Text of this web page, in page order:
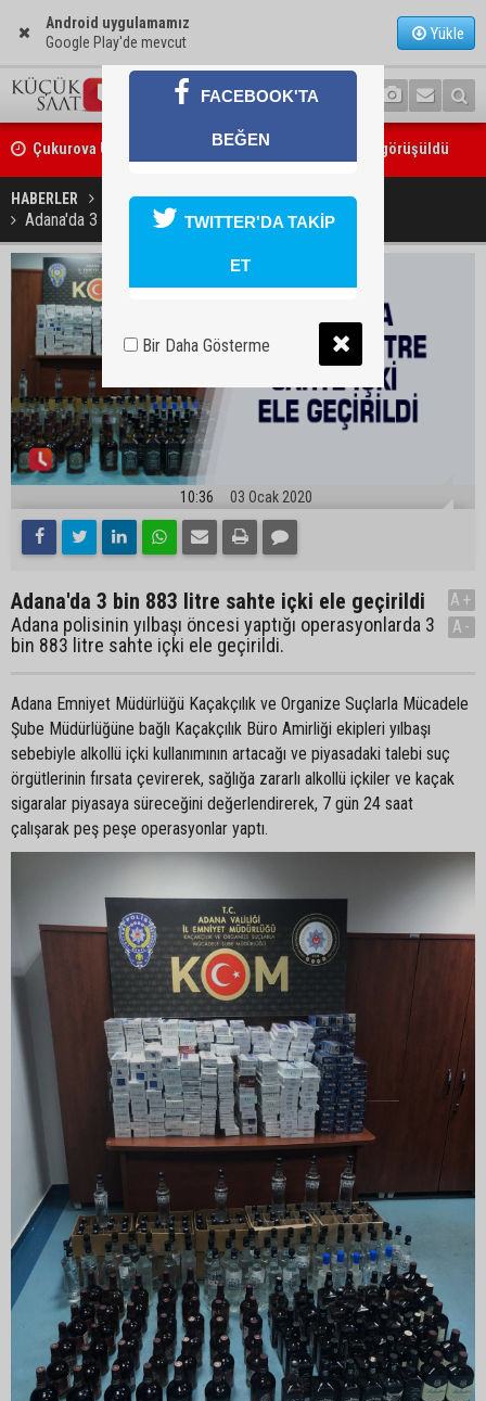
Android uygulamamız
Google Play'de mevcut
Yükle
Çukurova Üniversitesi’nde Ar-Ge ve sanayi iş birliği görüşüldü
Seyhan’da gıda işletmelerine sıkı denetim
HABERLER YAŞAM
Adana'da 3 bin 883 litre sahte içki ele geçirildi
10:36 03 Ocak 2020
Adana'da 3 bin 883 litre sahte içki ele geçirildi
Adana polisinin yılbaşı öncesi yaptığı operasyonlarda 3
bin 883 litre sahte içki ele geçirildi.
A+
A-
Adana Emniyet Müdürlüğü Kaçakçılık ve Organize Suçlarla Mücadele
Şube Müdürlüğüne bağlı Kaçakçılık Büro Amirliği ekipleri yılbaşı
sebebiyle alkollü içki kullanımının artacağı ve piyasadaki talebi suç
örgütlerinin fırsata çevirerek, sağlığa zararlı alkollü içkiler ve kaçak
sigaralar piyasaya süreceğini değerlendirerek, 7 gün 24 saat
çalışarak peş peşe operasyonlar yaptı.
FACEBOOK'TA
BEĞEN
TWITTER'DA TAKİP
ET
Bir Daha Gösterme